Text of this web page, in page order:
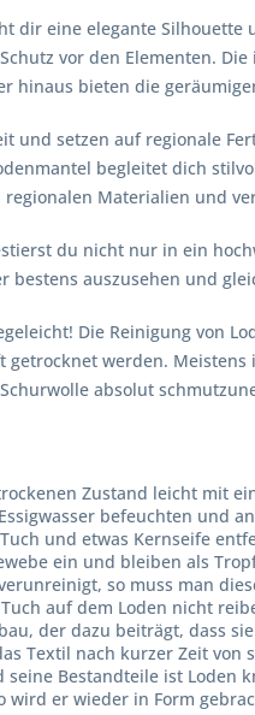
dir eine elegante
vor den Elementen.
hinaus bieten die
und setzen auf regionale
begleitet dich
regionalen Materialien und
du nicht nur in ein
bestens auszusehen und
Die Reinigung von
werden.
absolut
Zustand leicht mit
befeuchten und
und etwas Kernseife
ein und bleiben als
so muss man
auf dem Loden nicht
der dazu beiträgt, dass
Textil nach kurzer Zeit von
Bestandteile ist
wird er wieder in Form